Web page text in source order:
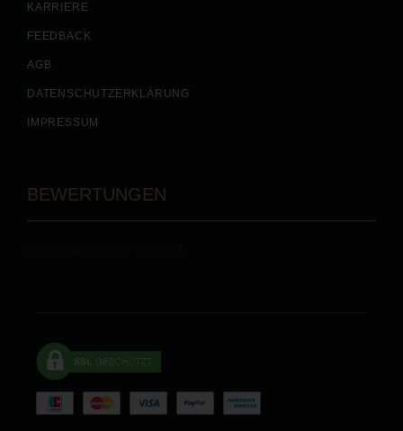
KARRIERE
FEEDBACK
AGB
DATENSCHUTZERKLÄRUNG
IMPRESSUM
BEWERTUNGEN